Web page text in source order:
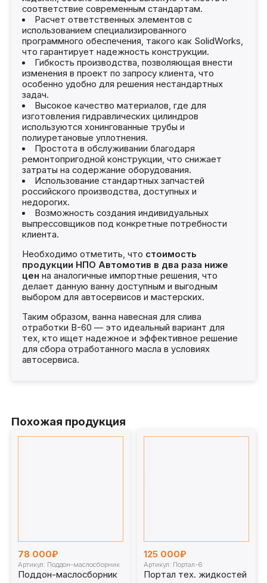
соответствие современным стандартам.
Расчет ответственных элементов с
использованием специализированного
программного обеспечения, такого как SolidWorks,
что гарантирует надежность конструкции.
Гибкость производства, позволяющая внести
изменения в проект по запросу клиента, что
особенно удобно для решения нестандартных
задач.
Высокое качество материалов, где для
изготовления гидравлических цилиндров
используются хонингованные трубы и
полиуретановые уплотнения.
Простота в обслуживании благодаря
ремонтопригодной конструкции, что снижает
затраты на содержание оборудования.
Использование стандартных запчастей
российского производства, доступных и
недорогих.
Возможность создания индивидуальных
выпрессовщиков под конкретные потребности
клиента.
Необходимо отметить, что стоимость
продукции НПО Автомотив в два раза ниже
цен на аналогичные импортные решения, что
делает данную ванну доступным и выгодным
выбором для автосервисов и мастерских.
Таким образом, ванна навесная для слива
отработки В-60 — это идеальный вариант для
тех, кто ищет надежное и эффективное решение
для сбора отработанного масла в условиях
автосервиса.
Похожая продукция
78 000₽
Артикул: Поддон-маслосборник
Поддон-маслосборник
125 000₽
Артикул: Портал-6
Портал тех. жидкостей